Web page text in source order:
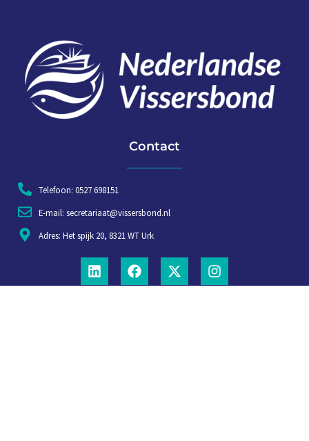
Contact
Telefoon: 0527 698151
E-mail: secretariaat@vissersbond.nl
Adres: Het spijk 20, 8321 WT Urk